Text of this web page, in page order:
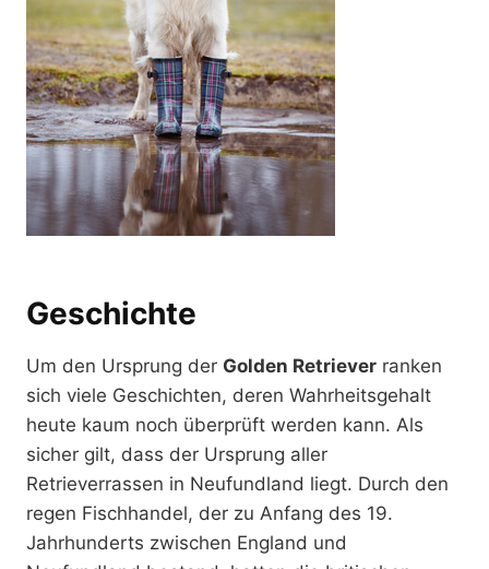
Geschichte
Um den Ursprung der Golden Retriever ranken
sich viele Geschichten, deren Wahrheitsgehalt
heute kaum noch überprüft werden kann. Als
sicher gilt, dass der Ursprung aller
Retrieverrassen in Neufundland liegt. Durch den
regen Fischhandel, der zu Anfang des 19.
Jahrhunderts zwischen England und